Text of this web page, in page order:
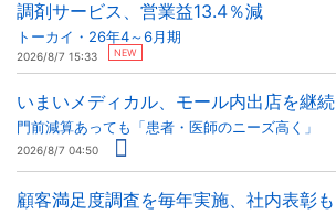
調剤サービス、営業益13.4％減
トーカイ・26年4～6月期
2026/8/7 15:33 NEW
いまいメディカル、モール内出店を継続
門前減算あっても「患者・医師のニーズ高く」
2026/8/7 04:50
顧客満足度調査を毎年実施、社内表彰も